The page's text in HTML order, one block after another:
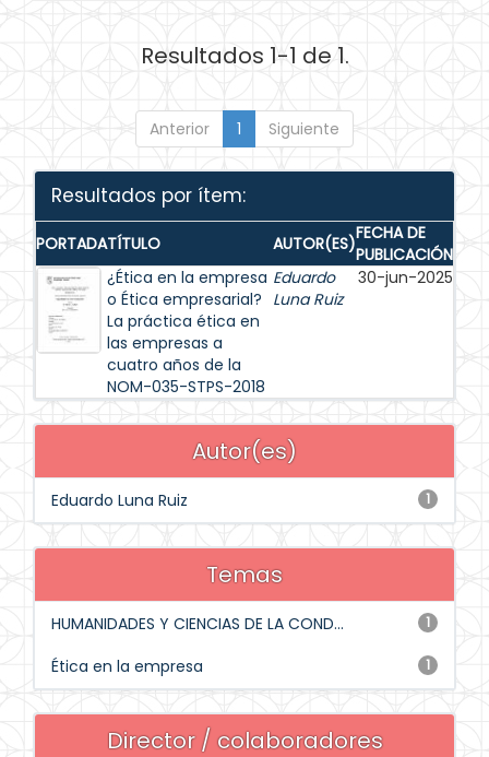
Resultados 1-1 de 1.
Anterior 1 Siguiente
Resultados por ítem:
PORTADATÍTULO AUTOR(ES)FECHA DE
PUBLICACIÓN
¿Ética en la empresa
o Ética empresarial?
La práctica ética en
las empresas a
cuatro años de la
NOM-035-STPS-2018
Eduardo
Luna Ruiz
30-jun-2025
Autor(es)
1
Eduardo Luna Ruiz
Temas
1
HUMANIDADES Y CIENCIAS DE LA COND...
1
Ética en la empresa
Director / colaboradores